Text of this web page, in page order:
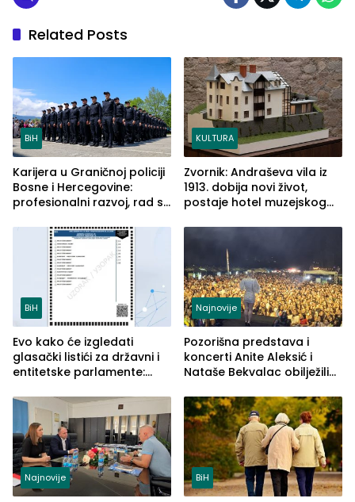
Related Posts
BiH
Karijera u Graničnoj policiji
Bosne i Hercegovine:
profesionalni razvoj, rad sa
služba građanima
KULTURA
Zvornik: Andraševa vila iz
1913. dobija novi život,
postaje hotel muzejskog
BiH
Evo kako će izgledati
glasački listići za državni i
entitetske parlamente:
vidljive na njima
Najnovije
Pozorišna predstava i
koncerti Anite Aleksić i
Nataše Bekvalac obilježili
ljeta (FOTO)
Najnovije BiH